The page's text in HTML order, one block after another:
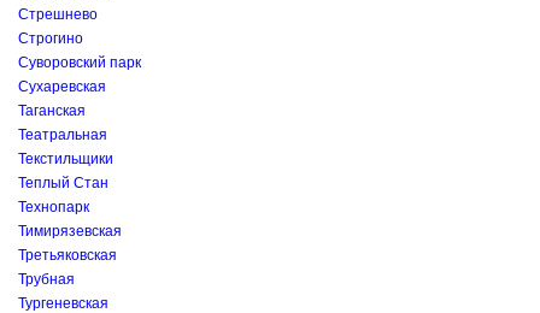
Стрешнево
Строгино
Суворовский парк
Сухаревская
Таганская
Театральная
Текстильщики
Теплый Стан
Технопарк
Тимирязевская
Третьяковская
Трубная
Тургеневская